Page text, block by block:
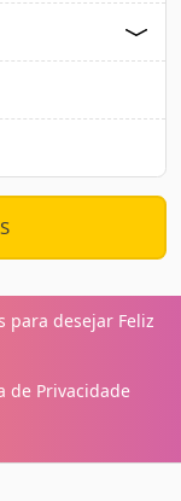
para desejar Feliz
de Privacidade